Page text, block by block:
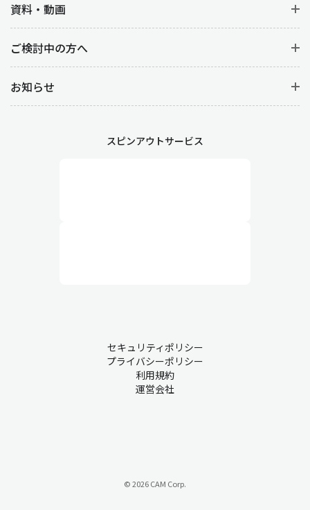
資料・動画
ご検討中の方へ
お知らせ
スピンアウトサービス
セキュリティポリシー
プライバシーポリシー
利用規約
運営会社
© 2026 CAM Corp.